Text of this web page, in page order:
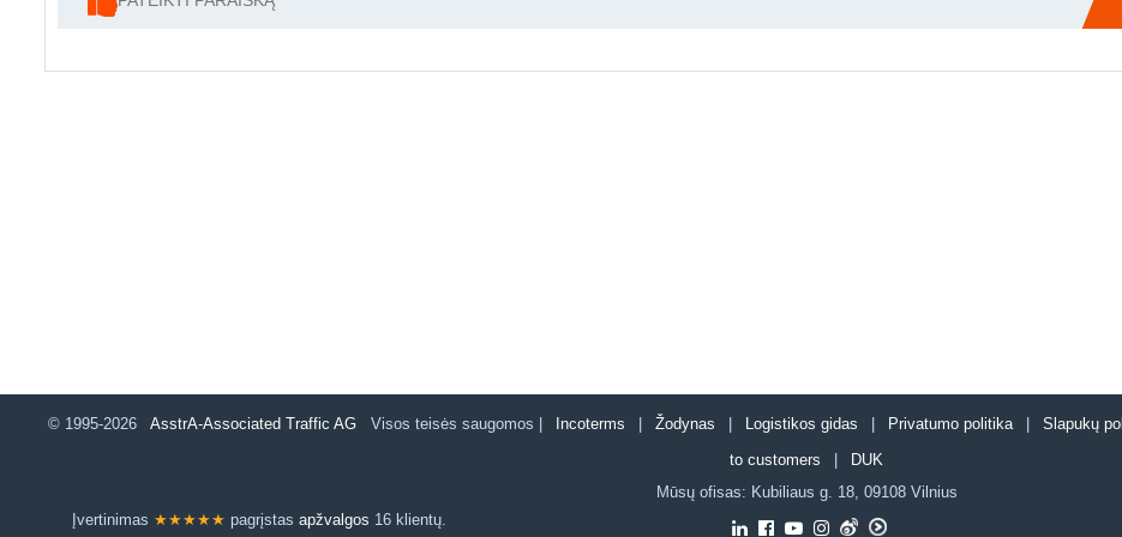
© 1995-2026 AsstrA-Associated Traffic AGVisos teisės saugomos | Incoterms Žodynas Logistikos gidas Privatumo politika| Slapukų
to customers
DUK
Mūsų ofisas: Kubiliaus g. 18, 09108 Vilnius
Įvertinimas ★★★★★ pagrįstas apžvalgos 16 klientų.